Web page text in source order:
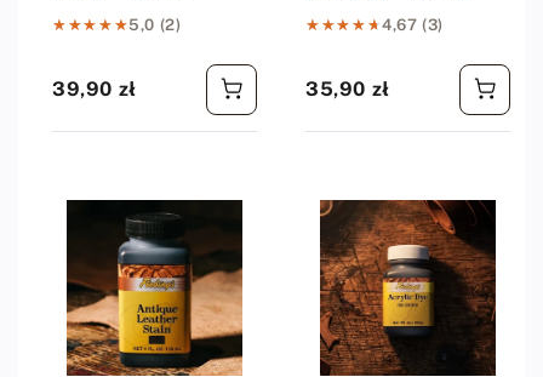
★★★★★
★★★★★5,0 (2)
Cena regularna
39,90 zł
★★★★★
★★★★★4,67 (3)
Cena regularna
35,90 zł